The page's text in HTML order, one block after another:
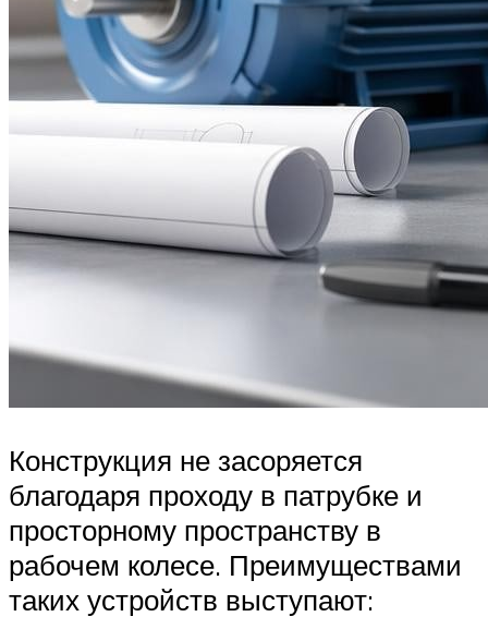
Конструкция не засоряется
благодаря проходу в патрубке и
просторному пространству в
рабочем колесе. Преимуществами
таких устройств выступают: